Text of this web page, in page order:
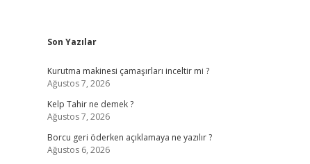
Sidebar
Son Yazılar
Kurutma makinesi çamaşırları inceltir mi ?
Ağustos 7, 2026
Kelp Tahir ne demek ?
Ağustos 7, 2026
Borcu geri öderken açıklamaya ne yazılır ?
Ağustos 6, 2026